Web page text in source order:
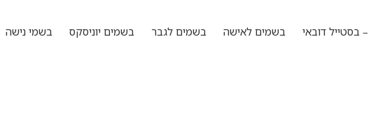
בסטייל דובאי בשמים לאישה בשמים לגבר בשמים יוניסקס בשמי נישה